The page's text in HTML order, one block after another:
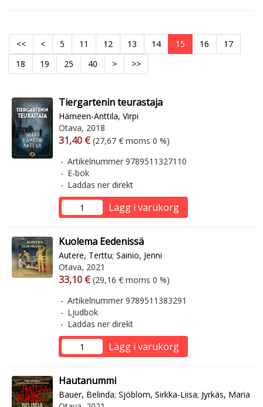
<< < 5 11 12 13 14 15 16
17
18
19 25 40 > >>
Tiergartenin teurastaja
Hämeen-Anttila, Virpi
Otava, 2018
Arvonlisäverollinen hinta
31,40 € Arvonlisäveroton hinta
(27,67 € moms 0 %)
Artikelnummer 9789511327110
E-bok
Laddas ner direkt
Lägg i varukorg
Kuolema Eedenissä
Autere, Terttu; Sainio, Jenni
Otava, 2021
Arvonlisäverollinen hinta
33,10 € Arvonlisäveroton hinta
(29,16 € moms 0 %)
Artikelnummer 9789511383291
Ljudbok
Laddas ner direkt
Lägg i varukorg
Hautanummi
Bauer, Belinda; Sjöblom, Sirkka-Liisa; Jyrkäs, Maria